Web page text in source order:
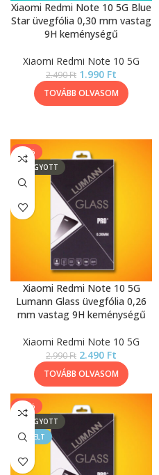
Xiaomi Redmi Note 10 5G Blue
Star üvegfólia 0,30 mm vastag
9H keménységű
Xiaomi Redmi Note 10 5G
2.490Ft 1.990 Ft
TOVÁBB OLVASOM
-17%
ELFOGYOTT
Xiaomi Redmi Note 10 5G
Lumann Glass üvegfólia 0,26
mm vastag 9H keménységű
Xiaomi Redmi Note 10 5G
2.990Ft 2.490 Ft
TOVÁBB OLVASOM
-33%
ELFOGYOTT
KIEMELT